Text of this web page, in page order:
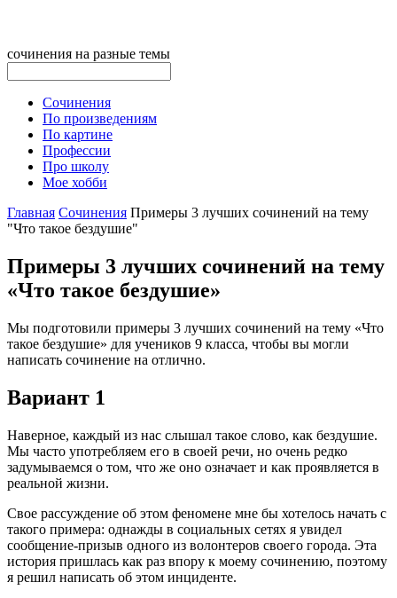
сочинения на разные темы
Сочинения
По произведениям
По картине
Профессии
Про школу
Мое хобби
Главная Сочинения Примеры 3 лучших сочинений на тему
"Что такое бездушие"
Примеры 3 лучших сочинений на тему
«Что такое бездушие»
Мы подготовили примеры 3 лучших сочинений на тему «Что
такое бездушие» для учеников 9 класса, чтобы вы могли
написать сочинение на отлично.
Вариант 1
Наверное, каждый из нас слышал такое слово, как бездушие.
Мы часто употребляем его в своей речи, но очень редко
задумываемся о том, что же оно означает и как проявляется в
реальной жизни.
Свое рассуждение об этом феномене мне бы хотелось начать с
такого примера: однажды в социальных сетях я увидел
сообщение-призыв одного из волонтеров своего города. Эта
история пришлась как раз впору к моему сочинению, поэтому
я решил написать об этом инциденте.